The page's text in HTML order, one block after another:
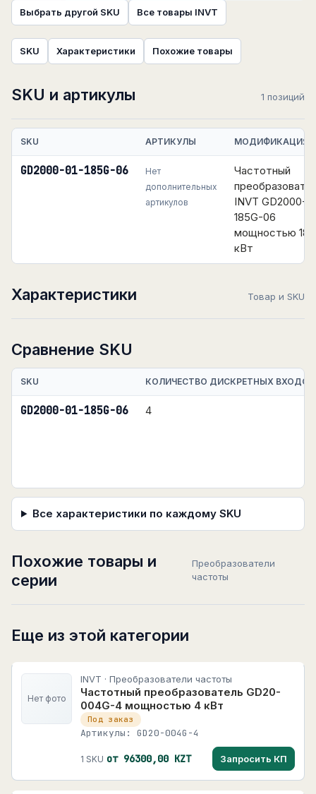
Выбрать другой SKU Все товары INVT
SKU Характеристики Похожие товары
SKU и артикулы 1 позиций
SKU АРТИКУЛЫ МОДИФИКАЦИЯ
GD2000-01-185G-06
Нет
дополнительных
артикулов
Частотный
INVT GD2000-
185G-06
мощностью 185
кВт
Характеристики Товар и SKU
Сравнение SKU
SKU КОЛИЧЕСТВО ДИСКРЕТНЫХ ВХОДОВ
GD2000-01-185G-06 4
Все характеристики по каждому SKU
Похожие товары и
серии
Преобразователи
частоты
Еще из этой категории
Нет фото
INVT · Преобразователи частоты
Частотный преобразователь GD20-
004G-4 мощностью 4 кВт
Под заказ
Артикулы: GD20-004G-4
1 SKU от 96300,00 KZT Запросить КП